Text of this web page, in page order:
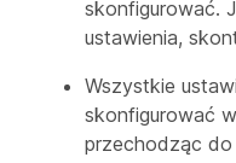
skonfigurować.
ustawienia,
Wszystkie
skonfigurować
przechodząc do